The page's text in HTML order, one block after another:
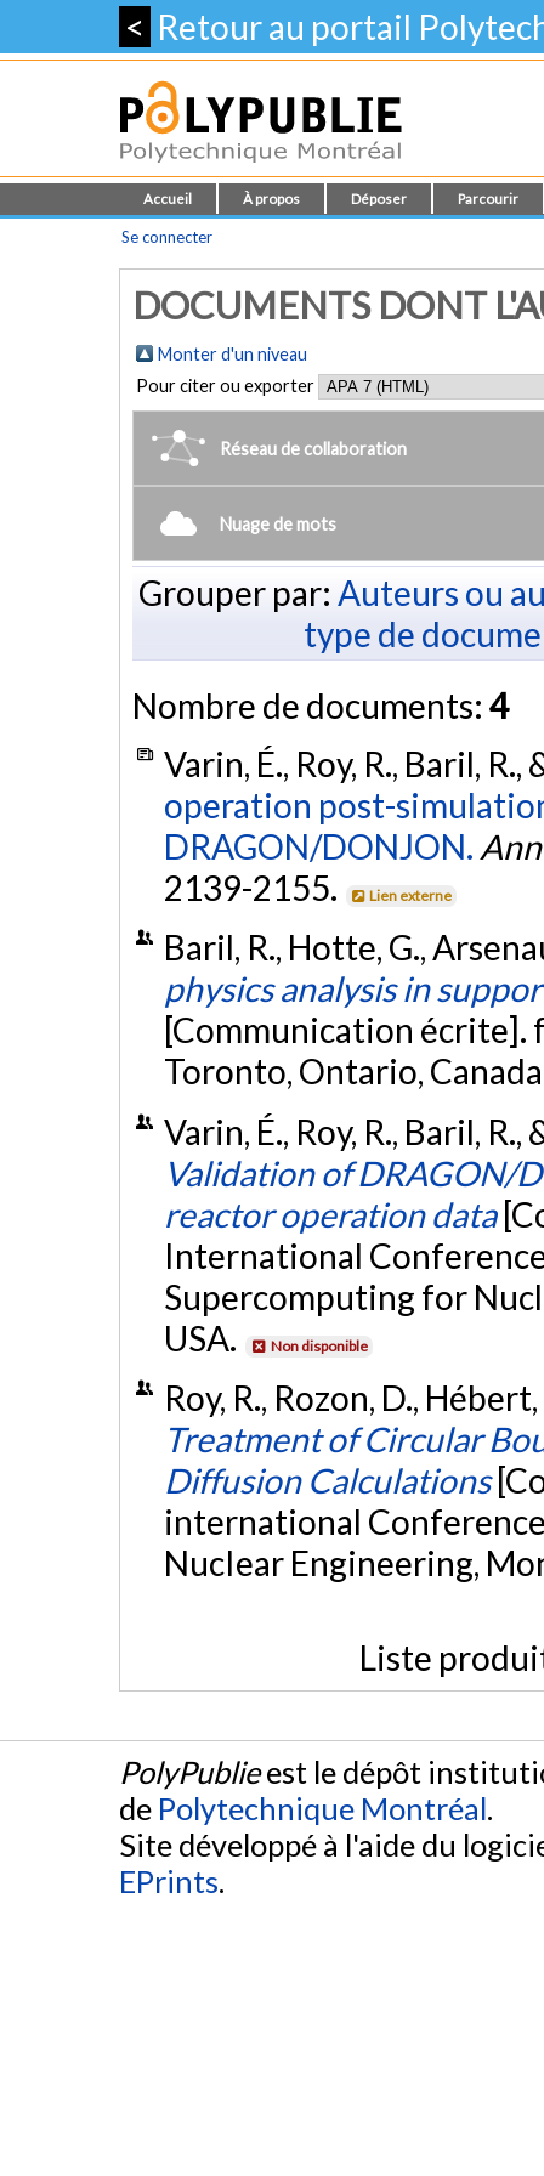
< Retour au portail
Accueil À propos Déposer Parcourir
Se connecter
DOCUMENTS DONT
Monter d'un niveau
Pour citer ou exporter
Réseau de collaboration
Nuage de mots
Grouper par: Auteurs ou
type de
Nombre de documents: 4
Varin, É., Roy, R., Baril,
operation post-
DRAGON/DONJON.
2139-2155.
Lien externe
Baril, R., Hotte, G.,
physics analysis in
[Communication écrite].
Toronto, Ontario,
Varin, É., Roy, R., Baril,
Validation of DRAGON/
reactor operation data
International
Supercomputing for
USA.
Non disponible
Roy, R., Rozon, D.,
Treatment of Circular
Diffusion Calculations
international
NucIear Engineering,
Liste
PolyPublieest le dépôt
de Polytechnique Montréal.
Site développé à l'aide du
EPrints.